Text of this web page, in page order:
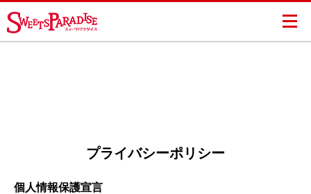
プライバシーポリシー
個人情報保護宣言